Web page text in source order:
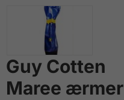
Guy Cotten
Maree ærmer